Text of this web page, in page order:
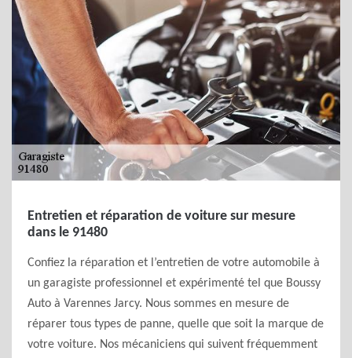
Entretien et réparation de voiture sur mesure
dans le 91480
Confiez la réparation et l’entretien de votre automobile à
un garagiste professionnel et expérimenté tel que Boussy
Auto à Varennes Jarcy. Nous sommes en mesure de
réparer tous types de panne, quelle que soit la marque de
votre voiture. Nos mécaniciens qui suivent fréquemment